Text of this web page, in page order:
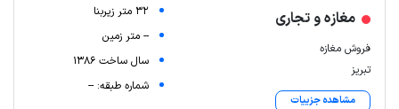
مغازه و تجاری
فروش مغازه
تبریز
مشاهده جزییات
32 متر زیربنا
-- متر زمین
سال ساخت 1386
شماره طبقه: --